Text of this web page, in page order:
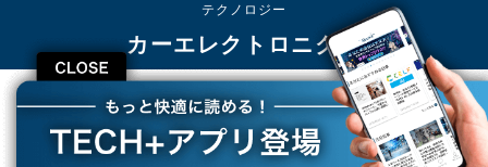
CLOSE
テクノロジー
カーエレクトロニクス
TECH+ テクノロジー
カーエレクトロニクス
Cypress、次世代車載システム向けポートフォリオを拡大